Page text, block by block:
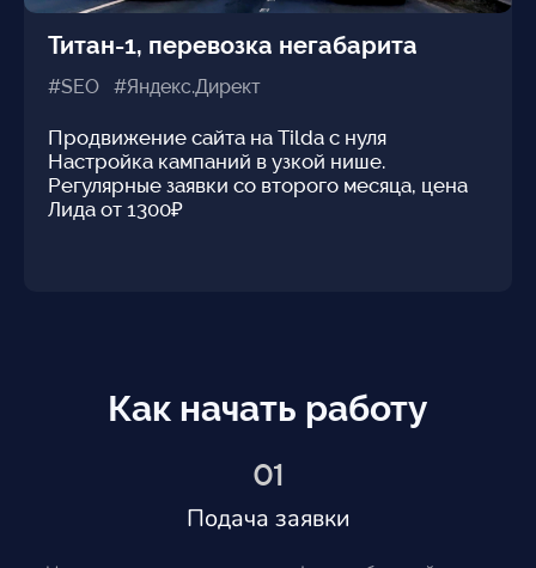
Титан-1, перевозка негабарита
#SEO #Яндекс.Директ
Продвижение сайта на Tilda с нуля
Настройка кампаний в узкой нише.
Регулярные заявки со второго месяца, цена
Лида от 1300₽
Как начать работу
01
Подача заявки